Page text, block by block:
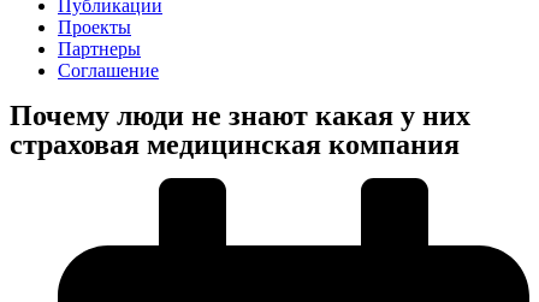
Публикации
Проекты
Партнеры
Соглашение
Почему люди не знают какая у них
страховая медицинская компания